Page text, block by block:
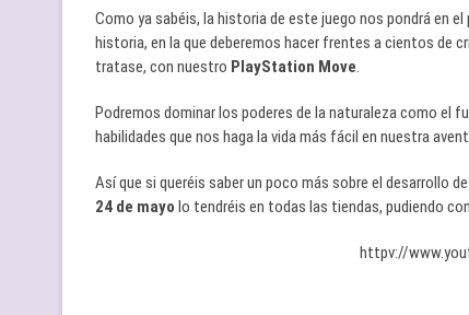
Como ya sabéis, la historia de este juego nos pondrá en
historia, en la que deberemos hacer frentes a cientos de
tratase, con nuestro PlayStation Move.
Podremos dominar los poderes de la naturaleza como el
habilidades que nos haga la vida más fácil en nuestra
Así que si queréis saber un poco más sobre el desarrollo
24 de mayo lo tendréis en todas las tiendas, pudiendo
httpv://